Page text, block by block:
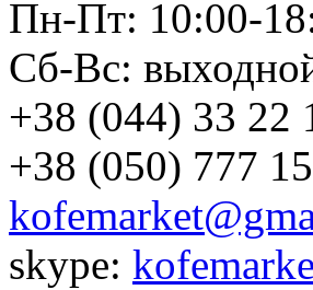
Пн-Пт: 10:00-
Сб-Вс:
+38 (044) 33 22
+38 (050) 777
skype: